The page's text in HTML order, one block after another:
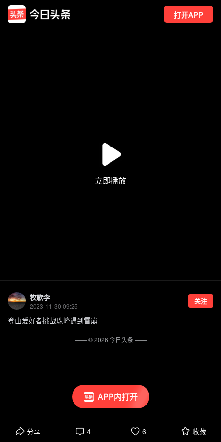
打开APP
APP内打开
牧歌李
2023-11-30 09:25
关注
登山爱好者挑战珠峰遇到雪崩
分享 4 6 收藏
—— ©2026 今日头条——